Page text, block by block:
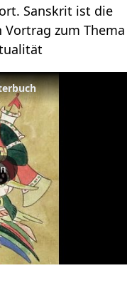
Sanskrit ist die
Vortrag zum Thema